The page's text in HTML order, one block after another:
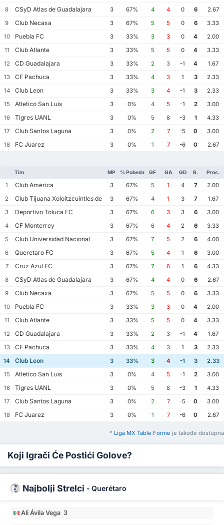
8
CSyD Atlas de Guadalajara 3 67% 4 4 0 6
2.67
9
Club Necaxa 3 67% 5 5 0 6
3.33
10
Puebla FC 3 33% 3 3 0 4
2.00
11
Club Atlante 3 33% 5 5 0 4
3.33
12
CD Guadalajara 3 33% 2 3 -1 4
1.67
13
CF Pachuca 3 33% 4 3 1 3
2.33
14
Club Leon 3 33% 3 4 -1 3
2.33
15
Atletico San Luis 3 0% 4 5 -1 2
3.00
16
Tigres UANL 3 0% 5 8 -3 1
4.33
17
Club Santos Laguna 3 0% 2 7 -5 0
3.00
18
FC Juarez 3 0% 1 7 -6 0 2.67
Tim MP % Pobeda GF GA GD B. Pros.
1 Club America 3 67% 5 1 4 7
2.00
2
Club Tijuana Xoloitzcuintles de Caliente
3 67% 4 1 3 7
1.67
3
Deportivo Toluca FC 3 67% 6 3 3 6
3.00
4
CF Monterrey 3 67% 6 4 2 6
3.33
5
Club Universidad Nacional 3 67% 7 5 2 6
4.00
6
Queretaro FC 3 67% 5 4 1 6
3.00
7
Cruz Azul FC 3 67% 7 6 1 6
4.33
8
CSyD Atlas de Guadalajara 3 67% 4 4 0 6
2.67
9
Club Necaxa 3 67% 5 5 0 6
3.33
10
Puebla FC 3 33% 3 3 0 4
2.00
11
Club Atlante 3 33% 5 5 0 4
3.33
12
CD Guadalajara 3 33% 2 3 -1 4
1.67
13
CF Pachuca 3 33% 4 3 1 3
2.33
14
Club Leon 3 33% 3 4 -1 3
2.33
15
Atletico San Luis 3 0% 4 5 -1 2
3.00
16
Tigres UANL 3 0% 5 8 -3 1
4.33
17
Club Santos Laguna 3 0% 2 7 -5 0
3.00
18
FC Juarez 3 0% 1 7 -6 0 2.67
* Liga MX Table Forme je takođe dostupna
Koji Igrači Će Postići Golove?
Najbolji Strelci - Querétaro
Ali Ávila Vega 3